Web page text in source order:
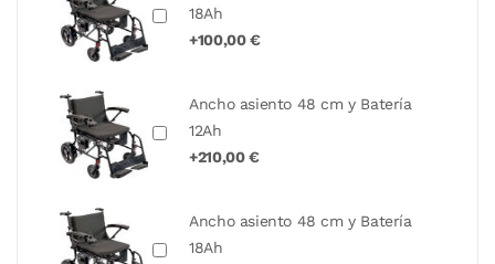
18Ah
+100,00 €
Ancho asiento 48 cm y Batería
12Ah
+210,00 €
Ancho asiento 48 cm y Batería
18Ah